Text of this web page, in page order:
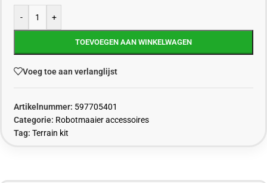
- +
TOEVOEGEN AAN WINKELWAGEN
Voeg toe aan verlanglijst
Artikelnummer: 597705401
Categorie: Robotmaaier accessoires
Tag: Terrain kit